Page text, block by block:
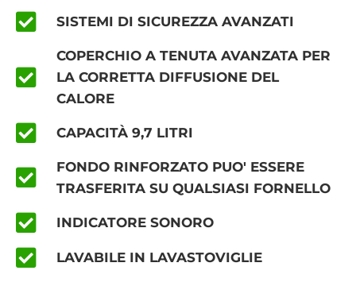
SISTEMI DI SICUREZZA AVANZATI
COPERCHIO A TENUTA AVANZATA PER
LA CORRETTA DIFFUSIONE DEL
CALORE
CAPACITÀ 9,7 LITRI
FONDO RINFORZATO PUO' ESSERE
TRASFERITA SU QUALSIASI FORNELLO
INDICATORE SONORO
LAVABILE IN LAVASTOVIGLIE